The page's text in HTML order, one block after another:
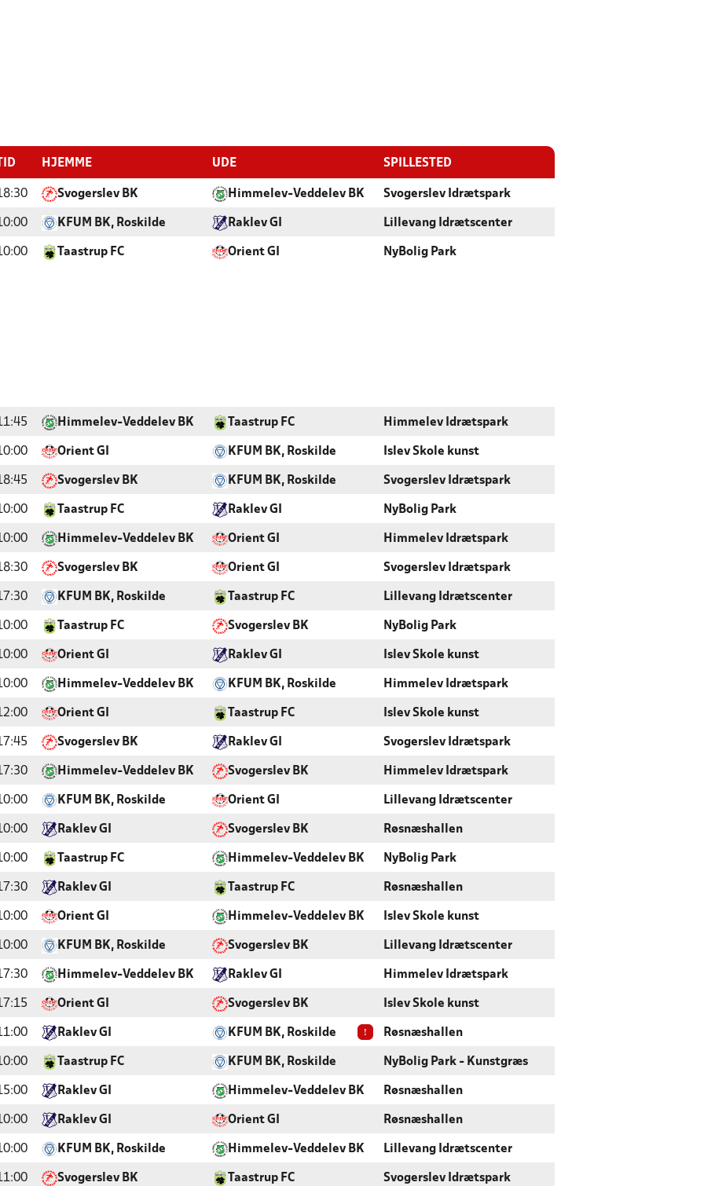
TID HJEMME UDE SPILLESTED
Svogerslev BK Himmelev-Veddelev BK Svogerslev Idrætspark
KFUM BK, Roskilde Raklev GI Lillevang Idrætscenter
Taastrup FC Orient GI NyBolig Park
Himmelev-Veddelev BK Taastrup FC Himmelev Idrætspark
Orient GI KFUM BK, Roskilde Islev Skole kunst
Svogerslev BK KFUM BK, Roskilde Svogerslev Idrætspark
Taastrup FC Raklev GI NyBolig Park
Himmelev-Veddelev BK Orient GI Himmelev Idrætspark
Svogerslev BK Orient GI Svogerslev Idrætspark
KFUM BK, Roskilde Taastrup FC Lillevang Idrætscenter
Taastrup FC Svogerslev BK NyBolig Park
Orient GI Raklev GI Islev Skole kunst
Himmelev-Veddelev BK KFUM BK, Roskilde Himmelev Idrætspark
Orient GI Taastrup FC Islev Skole kunst
Svogerslev BK Raklev GI Svogerslev Idrætspark
Himmelev-Veddelev BK Svogerslev BK Himmelev Idrætspark
KFUM BK, Roskilde Orient GI Lillevang Idrætscenter
Raklev GI Svogerslev BK Røsnæshallen
Taastrup FC Himmelev-Veddelev BK NyBolig Park
Raklev GI Taastrup FC Røsnæshallen
Orient GI Himmelev-Veddelev BK Islev Skole kunst
KFUM BK, Roskilde Svogerslev BK Lillevang Idrætscenter
Himmelev-Veddelev BK Raklev GI Himmelev Idrætspark
Orient GI Svogerslev BK Islev Skole kunst
Raklev GI KFUM BK, Roskilde ! Røsnæshallen
Taastrup FC KFUM BK, Roskilde NyBolig Park - Kunstgræs
Raklev GI Himmelev-Veddelev BK Røsnæshallen
Raklev GI Orient GI Røsnæshallen
KFUM BK, Roskilde Himmelev-Veddelev BK Lillevang Idrætscenter
Svogerslev BK Taastrup FC Svogerslev Idrætspark